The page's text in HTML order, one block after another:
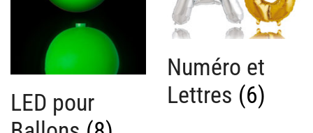
LED pour
Numéro et
Lettres (6)